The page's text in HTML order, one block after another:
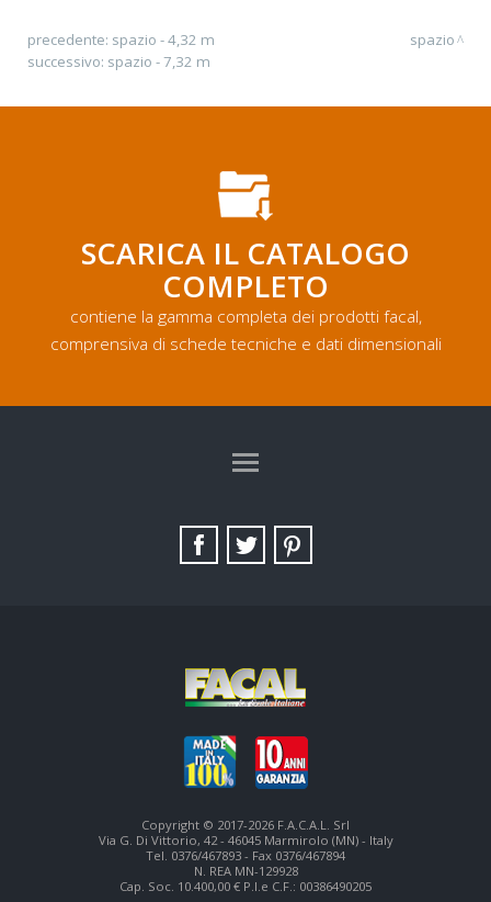
precedente: spazio - 4,32 m
successivo: spazio - 7,32 m
spazio
SCARICA IL CATALOGO
COMPLETO
contiene la gamma completa dei prodotti facal,
comprensiva di schede tecniche e dati dimensionali
SITE MAP
Copyright © 2017-2026 F.A.C.A.L. Srl
Via G. Di Vittorio, 42 - 46045 Marmirolo (MN) - Italy
Tel. 0376/467893 - Fax 0376/467894
N. REA MN-129928
Cap. Soc. 10.400,00 € P.I.e C.F.: 00386490205